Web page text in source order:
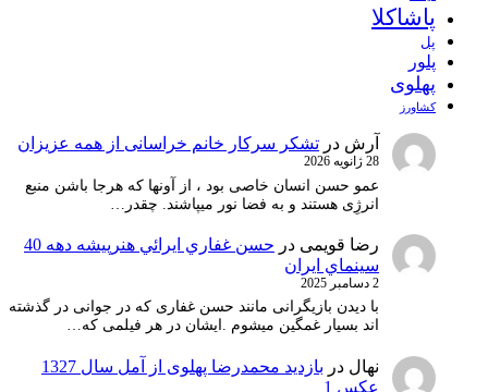
پاشاکلا
پل
پلور
پهلوی
کشاورز
آرش در تشکر سرکار خانم خراسانی از همه عزیزان
28 ژانویه 2026
عمو حسن انسان خاصی بود ، از آونها که هرجا باشن منبع
انرژِی هستند و به فضا نور میپاشند. چقدر…
رضا قویمی در
حسن غفاري ايرائي هنرپيشه دهه 40
سينماي ايران
2 دسامبر 2025
با دیدن بازیگرانی مانند حسن غفاری که در جوانی در گذشته
اند بسیار غمگین میشوم .ایشان در هر فیلمی که…
نهال در
بازدید محمدرضا پهلوی از آمل سال 1327
عکس 1